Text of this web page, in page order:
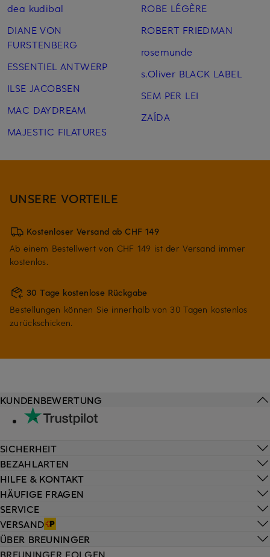
dea kudibal
DIANE VON
FURSTENBERG
ESSENTIEL ANTWERP
ILSE JACOBSEN
MAC DAYDREAM
MAJESTIC FILATURES
ROBE LÉGÈRE
ROBERT FRIEDMAN
rosemunde
s.Oliver BLACK LABEL
SEM PER LEI
ZAÍDA
UNSERE VORTEILE
Kostenloser Versand ab CHF 149
Ab einem Bestellwert von CHF 149 ist der Versand immer
kostenlos.
30 Tage kostenlose Rückgabe
Bestellungen können Sie innerhalb von 30 Tagen kostenlos
zurückschicken.
HILFE & KONTAKT
HÄUFIGE FRAGEN
SERVICE
VERSAND
KUNDENBEWERTUNG
SICHERHEIT
BEZAHLARTEN
ÜBER BREUNINGER
BREUNINGER FOLGEN